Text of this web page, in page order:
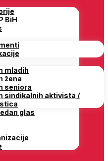
BiH
mladih
žena
seniora
sindikalnih aktivista /
glas